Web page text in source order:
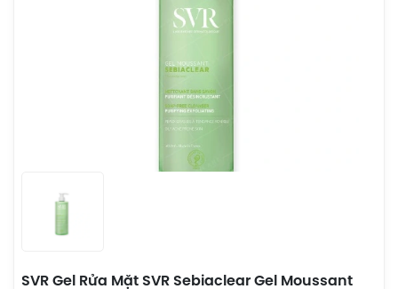
SVR Gel Rửa Mặt SVR Sebiaclear Gel Moussant